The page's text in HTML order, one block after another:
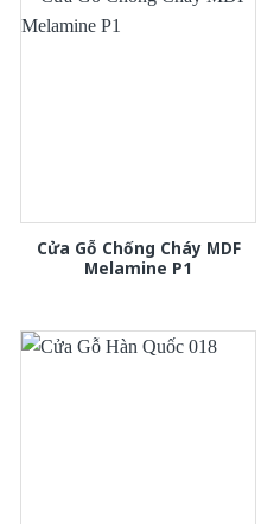
Cửa Gỗ Chống Cháy MDF
Melamine P1